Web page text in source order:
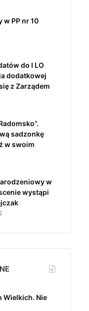
w PP nr 10
do I LO
dodatkowej
z Zarządem
sadzonkę
w swoim
w
wystąpi
Wielkich. Nie